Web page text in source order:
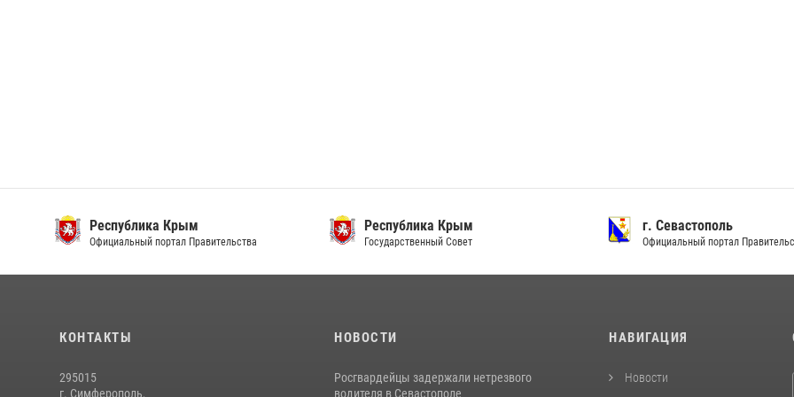
Республика Крым
Официальный портал Правительства
Республика Крым
Государственный Совет
г. Севастополь
Официальный портал
КОНТАКТЫ
295015
г. Симферополь,
НОВОСТИ
Росгвардейцы задержали нетрезвого
водителя в Севастополе
НАВИГАЦИЯ
Новости